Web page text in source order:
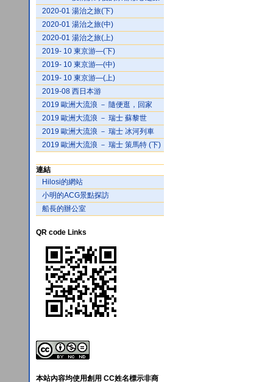
2020-01 湯治之旅(下)
2020-01 湯治之旅(中)
2020-01 湯治之旅(上)
2019- 10 東京游—(下)
2019- 10 東京游—(中)
2019- 10 東京游—(上)
2019-08 西日本游
2019 歐洲大流浪 － 隨便逛，回家
2019 歐洲大流浪 － 瑞士 蘇黎世
2019 歐洲大流浪 － 瑞士 冰河列車
2019 歐洲大流浪 － 瑞士 策馬特 (下)
連結
Hilosi的網站
小明的ACG景點探訪
船長的辦公室
QR code Links
本站內容均使用創用 CC姓名標示非商